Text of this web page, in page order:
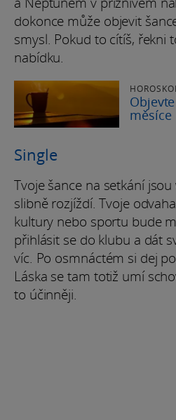
dokonce může objevit
smysl. Pokud to cítíš, řekni
nabídku.
měsíce
Single
Tvoje šance na setkání
slibně rozjíždí. Tvoje
kultury nebo sportu bude
přihlásit se do klubu a dát
víc. Po osmnáctém si dej
Láska se tam totiž umí
to účinněji.